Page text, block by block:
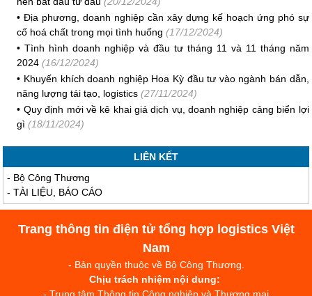
•Địa phương, doanh nghiệp cần xây dựng kế hoạch ứng phó sự
cố hoá chất trong mọi tình huống (17/12/2024)
•Tình hình doanh nghiệp và đầu tư tháng 11 và 11 tháng năm
2024 (16/12/2024)
• Khuyến khích doanh nghiệp Hoa Kỳ đầu tư vào ngành bán dẫn,
năng lượng tái tạo, logistics (27/11/2024)
• Quy định mới về kê khai giá dịch vụ, doanh nghiệp cảng biển lợi
gì (18/11/2024)
LIÊN KẾT
- Bộ Công Thương
-TÀI LIỆU, BÁO CÁO
Trang thông tin điện tử tổng hợp logistics Việt
Nam
- Bản quyền thuộc về Bộ Công Thương.
Chịu trách nhiệm nội dung: